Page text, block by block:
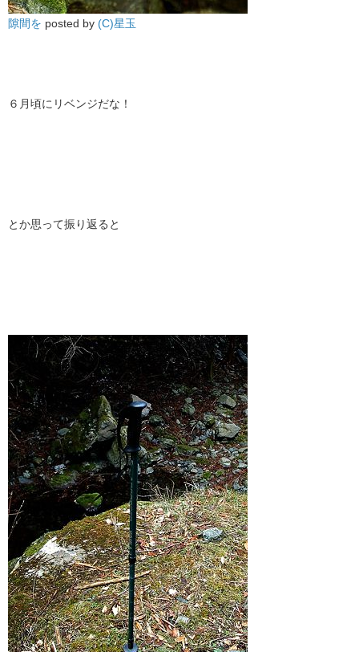
隙間を posted by (C)星玉
６月頃にリベンジだな！
とか思って振り返ると